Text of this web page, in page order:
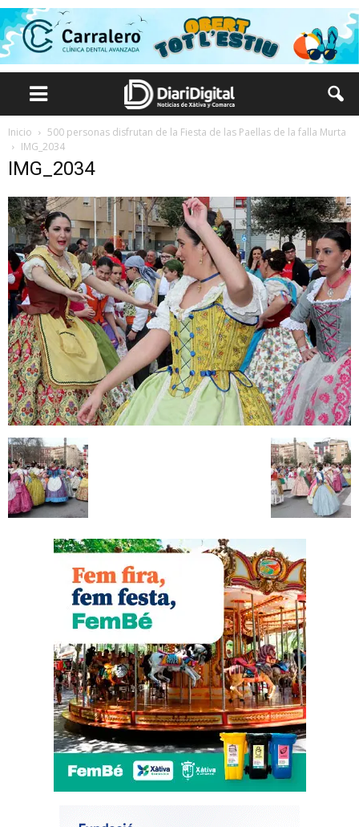
Inicio
500 personas disfrutan de la Fiesta de las Paellas de la falla Murta
IMG_2034
IMG_2034